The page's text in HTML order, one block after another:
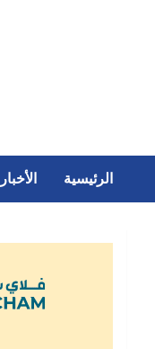
الرئيسية الأخبار